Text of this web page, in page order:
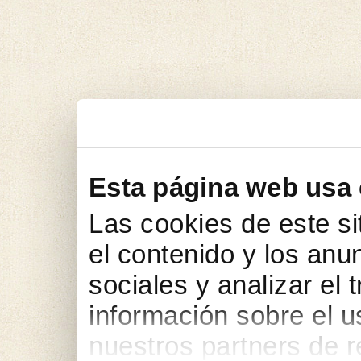
Esta página web
Las cookies de este
el contenido y los
sociales y analizar el
información sobre el
nuestros partners de